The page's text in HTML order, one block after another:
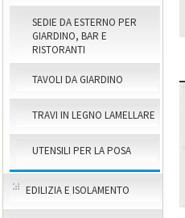
SEDIE DA ESTERNO PER
GIARDINO, BAR E
RISTORANTI
TAVOLI DA GIARDINO
TRAVI IN LEGNO LAMELLARE
UTENSILI PER LA POSA
EDILIZIA E ISOLAMENTO